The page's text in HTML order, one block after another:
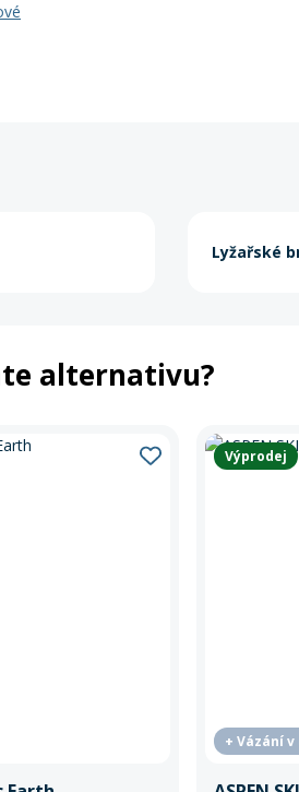
Lyžařské
alternativu?
Výprodej
+ Vázání v